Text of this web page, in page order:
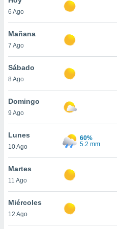
y
en
más
de
6 Ago
Mañana
7 Ago
Sábado
8 Ago
Domingo
9 Ago
Lunes
10 Ago
60%
5.2 mm
Martes
11 Ago
Miércoles
12 Ago